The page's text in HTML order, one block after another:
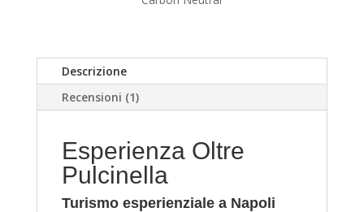
Descrizione
Recensioni (1)
Esperienza Oltre
Pulcinella
Turismo esperienziale a Napoli